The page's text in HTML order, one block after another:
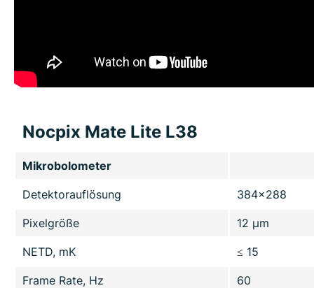
Nocpix Mate Lite L38
Mikrobolometer
Detektorauflösung 384x288
Pixelgröße 12 µm
NETD, mK ≤ 15
Frame Rate, Hz 60